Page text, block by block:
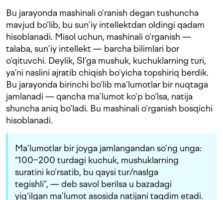
Bu jarayonda mashinali o‘ranish degan tushuncha
mavjud bo‘lib, bu sun’iy intellektdan oldingi qadam
hisoblanadi. Misol uchun, mashinali o‘rganish —
talaba, sun’iy intellekt — barcha bilimlari bor
o‘qituvchi. Deylik, SI’ga mushuk, kuchuklarning turi,
ya’ni naslini ajratib chiqish bo‘yicha topshiriq berdik.
Bu jarayonda birinchi bo‘lib ma’lumotlar bir nuqtaga
jamlanadi — qancha ma’lumot ko‘p bo‘lsa, natija
shuncha aniq bo‘ladi. Bu mashinali o‘rganish bosqichi
hisoblanadi.
Ma’lumotlar bir joyga jamlangandan so‘ng unga:
“100−200 turdagi kuchuk, mushuklarning
suratini ko‘rsatib, bu qaysi tur/naslga
tegishli”, — deb savol berilsa u bazadagi
yig‘ilgan ma’lumot asosida natijani taqdim etadi.